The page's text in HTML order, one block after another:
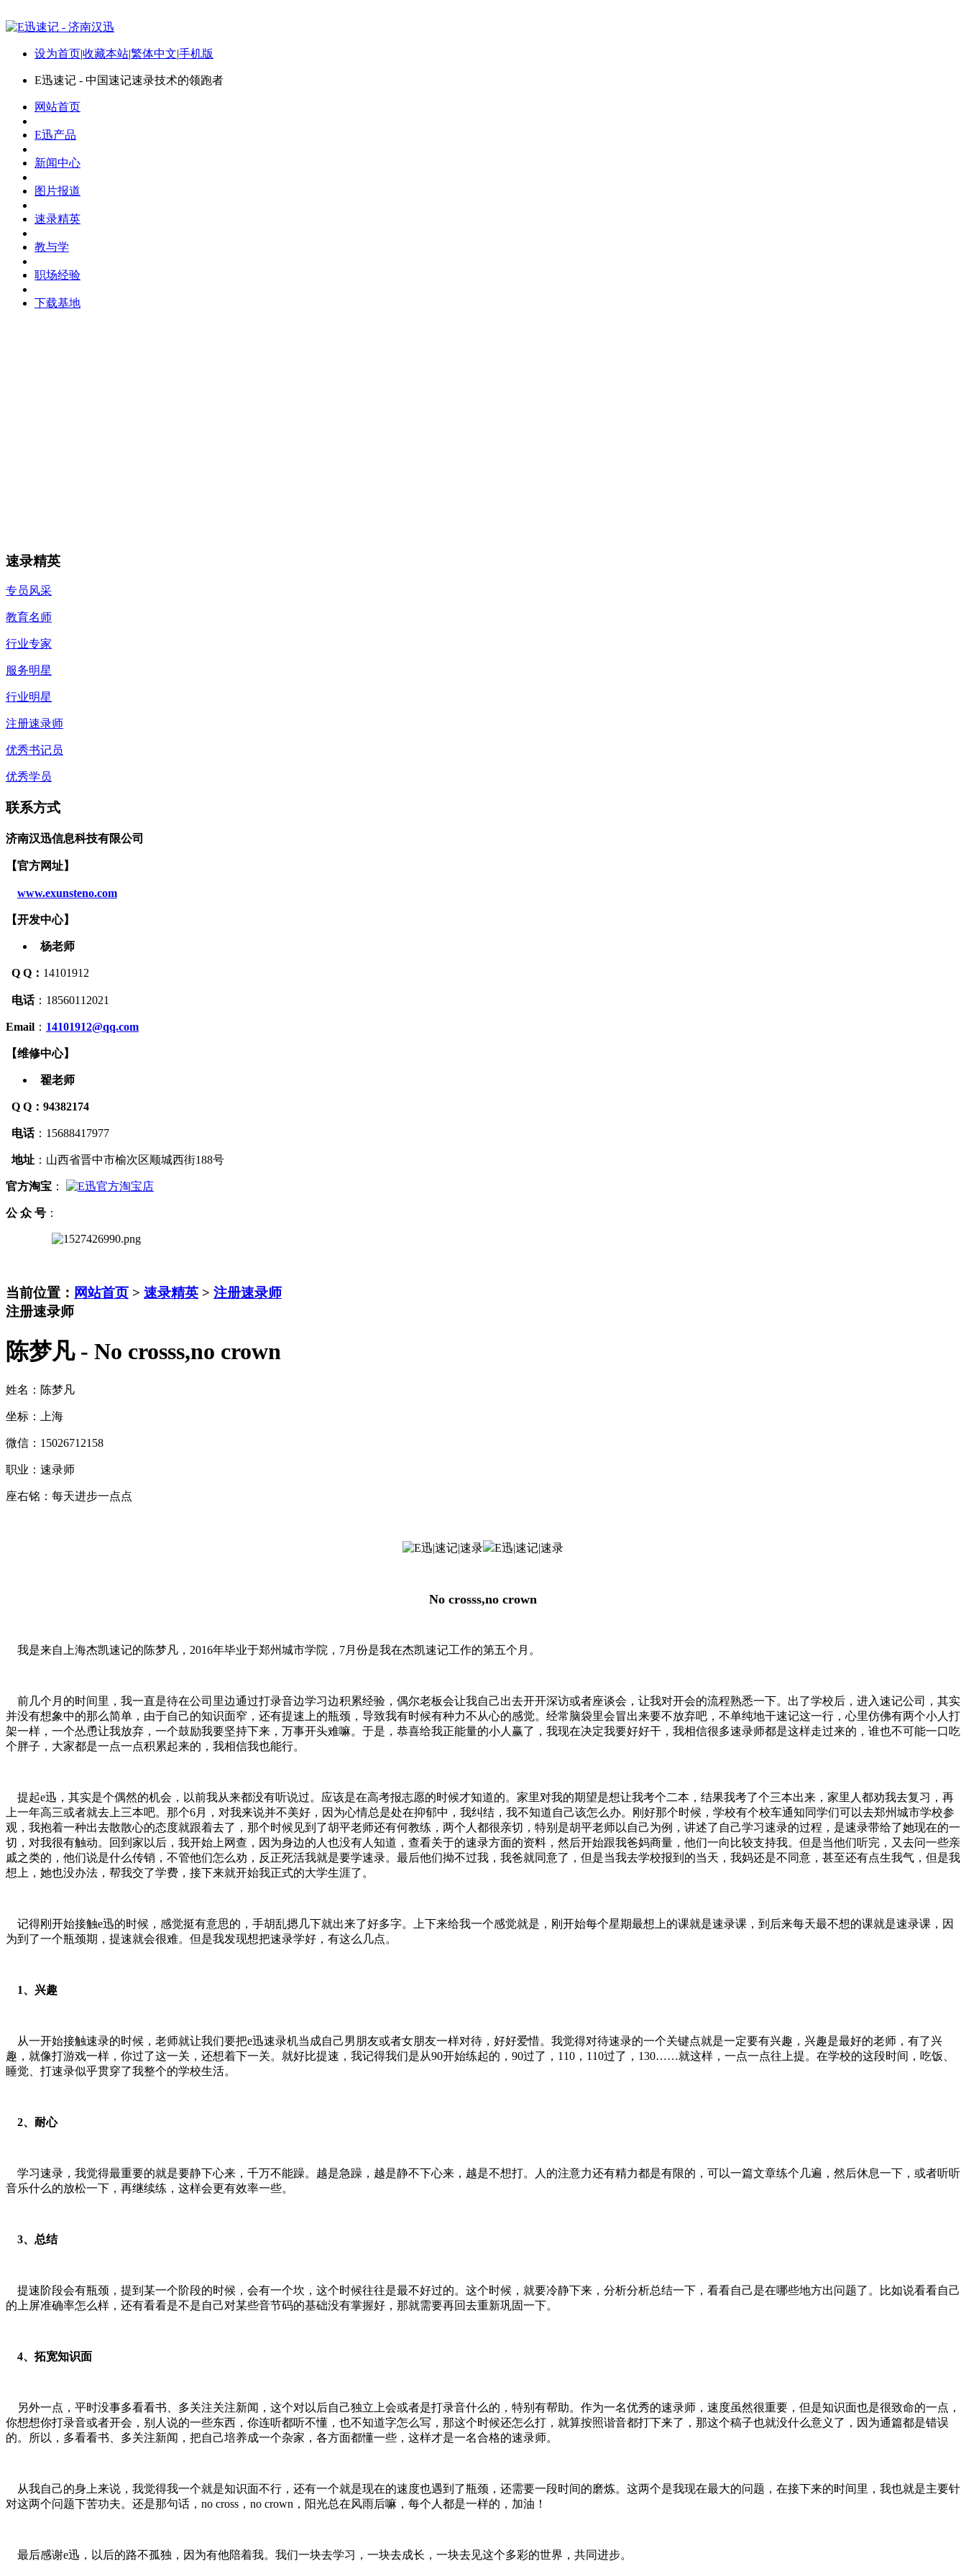
设为首页|收藏本站|繁体中文|手机版
E迅速记 - 中国速记速录技术的领跑者
网站首页
E迅产品
新闻中心
图片报道
速录精英
教与学
职场经验
下载基地
速录精英
专员风采
教育名师
行业专家
服务明星
行业明星
注册速录师
优秀书记员
优秀学员
联系方式
济南汉迅信息科技有限公司
【官方网址】
www.exunsteno.com
【开发中心】
杨老师
Q Q： 14101912
电话： 18560112021
Email ： 14101912@qq.com
【维修中心】
翟老师
Q Q ：94382174
电话：15688417977
地址 ：山西省晋中市榆次区顺城西街188号
官方淘宝 ：
公 众 号 ：
当前位置： 网站首页 > 速录精英 > 注册速录师
注册速录师
陈梦凡 - No crosss,no crown
姓名：陈梦凡
坐标：上海
微信：15026712158
职业：速录师
座右铭：每天进步一点点
No crosss,no crown
我是来自上海杰凯速记的陈梦凡，2016年毕业于郑州城市学院，7月份是我在杰凯速记工作的第五个月。
前几个月的时间里，我一直是待在公司里边通过打录音边学习边积累经验，偶尔老板会让我自己出去开开深访或者座谈会，让我对开会的流程熟悉一下。出了学校后，进入速记公司，其实
并没有想象中的那么简单，由于自己的知识面窄，还有提速上的瓶颈，导致我有时候有种力不从心的感觉。经常脑袋里会冒出来要不放弃吧，不单纯地干速记这一行，心里仿佛有两个小人打
架一样，一个怂恿让我放弃，一个鼓励我要坚持下来，万事开头难嘛。于是，恭喜给我正能量的小人赢了，我现在决定我要好好干，我相信很多速录师都是这样走过来的，谁也不可能一口吃
个胖子，大家都是一点一点积累起来的，我相信我也能行。
提起e迅，其实是个偶然的机会，以前我从来都没有听说过。应该是在高考报志愿的时候才知道的。家里对我的期望是想让我考个二本，结果我考了个三本出来，家里人都劝我去复习，再
上一年高三或者就去上三本吧。那个6月，对我来说并不美好，因为心情总是处在抑郁中，我纠结，我不知道自己该怎么办。刚好那个时候，学校有个校车通知同学们可以去郑州城市学校参
观，我抱着一种出去散散心的态度就跟着去了，那个时候见到了胡平老师还有何教练，两个人都很亲切，特别是胡平老师以自己为例，讲述了自己学习速录的过程，是速录带给了她现在的一
切，对我很有触动。回到家以后，我开始上网查，因为身边的人也没有人知道，查看关于的速录方面的资料，然后开始跟我爸妈商量，他们一向比较支持我。但是当他们听完，又去问一些亲
戚之类的，他们说是什么传销，不管他们怎么劝，反正死活我就是要学速录。最后他们拗不过我，我爸就同意了，但是当我去学校报到的当天，我妈还是不同意，甚至还有点生我气，但是我
想上，她也没办法，帮我交了学费，接下来就开始我正式的大学生涯了。
记得刚开始接触e迅的时候，感觉挺有意思的，手胡乱摁几下就出来了好多字。上下来给我一个感觉就是，刚开始每个星期最想上的课就是速录课，到后来每天最不想的课就是速录课，因
为到了一个瓶颈期，提速就会很难。但是我发现想把速录学好，有这么几点。
1、兴趣
从一开始接触速录的时候，老师就让我们要把e迅速录机当成自己男朋友或者女朋友一样对待，好好爱惜。我觉得对待速录的一个关键点就是一定要有兴趣，兴趣是最好的老师，有了兴
趣，就像打游戏一样，你过了这一关，还想着下一关。就好比提速，我记得我们是从90开始练起的，90过了，110，110过了，130……就这样，一点一点往上提。在学校的这段时间，吃饭、
睡觉、打速录似乎贯穿了我整个的学校生活。
2、耐心
学习速录，我觉得最重要的就是要静下心来，千万不能躁。越是急躁，越是静不下心来，越是不想打。人的注意力还有精力都是有限的，可以一篇文章练个几遍，然后休息一下，或者听听
音乐什么的放松一下，再继续练，这样会更有效率一些。
3、总结
提速阶段会有瓶颈，提到某一个阶段的时候，会有一个坎，这个时候往往是最不好过的。这个时候，就要冷静下来，分析分析总结一下，看看自己是在哪些地方出问题了。比如说看看自己
的上屏准确率怎么样，还有看看是不是自己对某些音节码的基础没有掌握好，那就需要再回去重新巩固一下。
4、拓宽知识面
另外一点，平时没事多看看书、多关注关注新闻，这个对以后自己独立上会或者是打录音什么的，特别有帮助。作为一名优秀的速录师，速度虽然很重要，但是知识面也是很致命的一点，
你想想你打录音或者开会，别人说的一些东西，你连听都听不懂，也不知道字怎么写，那这个时候还怎么打，就算按照谐音都打下来了，那这个稿子也就没什么意义了，因为通篇都是错误
的。所以，多看看书、多关注新闻，把自己培养成一个杂家，各方面都懂一些，这样才是一名合格的速录师。
从我自己的身上来说，我觉得我一个就是知识面不行，还有一个就是现在的速度也遇到了瓶颈，还需要一段时间的磨炼。这两个是我现在最大的问题，在接下来的时间里，我也就是主要针
对这两个问题下苦功夫。还是那句话，no cross，no crown，阳光总在风雨后嘛，每个人都是一样的，加油！
最后感谢e迅，以后的路不孤独，因为有他陪着我。我们一块去学习，一块去成长，一块去见这个多彩的世界，共同进步。